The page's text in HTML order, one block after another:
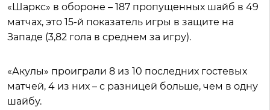
«Шаркс» в обороне – 187 пропущенных шайб в 49
матчах, это 15-й показатель игры в защите на
Западе (3,82 гола в среднем за игру).
«Акулы» проиграли 8 из 10 последних гостевых
матчей, 4 из них – с разницей больше, чем в одну
шайбу.